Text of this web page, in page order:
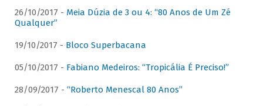
26/10/2017 - Meia Dúzia de 3 ou 4: “80 Anos de Um Zé
Qualquer”
19/10/2017 - Bloco Superbacana
05/10/2017 - Fabiano Medeiros: “Tropicália É Preciso!”
28/09/2017 - “Roberto Menescal 80 Anos”